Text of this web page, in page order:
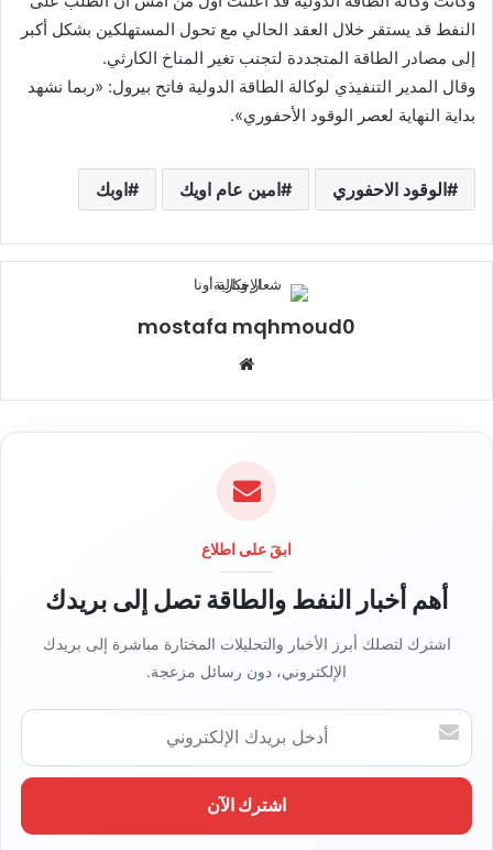
النفط قد يستقر خلال العقد الحالي مع تحول المستهلكين بشكل أكبر
إلى مصادر الطاقة المتجددة لتجنب تغير المناخ الكارثي.
وقال المدير التنفيذي لوكالة الطاقة الدولية فاتح بيرول: «ربما نشهد
بداية النهاية لعصر الوقود الأحفوري».
الوقود الاحفوري امين عام اويك اوبك
mostafa mqhmoud0
ابقَ على اطلاع
أهم أخبار النفط والطاقة تصل إلى بريدك
اشترك لتصلك أبرز الأخبار والتحليلات المختارة مباشرة إلى بريدك
الإلكتروني، دون رسائل مزعجة.
أدخل
بريدك
الإلكتروني